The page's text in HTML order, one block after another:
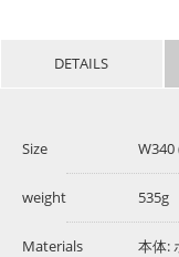
DETAILS
Size
weight 535g
Materials
本体: